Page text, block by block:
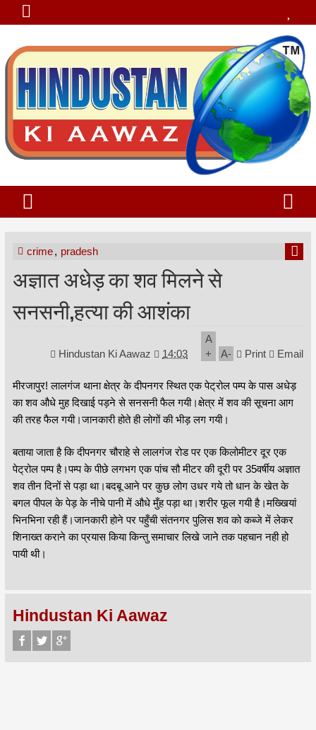
crime, pradesh
अज्ञात अधेड़ का शव मिलने से
सनसनी,हत्या की आशंका
Hindustan Ki Aawaz 14:03
A
+
A- Print Email
मीरजापुर! लालगंज थाना क्षेत्र के दीपनगर स्थित एक पेट्रोल पम्प के पास अधेड़
का शव औधे मुह दिखाई पड़ने से सनसनी फैल गयी।क्षेत्र में शव की सूचना आग
की तरह फैल गयी।जानकारी होते ही लोगों की भीड़ लग गयी।
बताया जाता है कि दीपनगर चौराहे से लालगंज रोड पर एक किलोमीटर दूर एक
पेट्रोल पम्प है।पम्प के पीछे लगभग एक पांच सौ मीटर की दूरी पर 35वर्षीय अज्ञात
शव तीन दिनों से पड़ा था।बदबू आने पर कुछ लोग उधर गये तो धान के खेत के
बगल पीपल के पेड़ के नीचे पानी में औधे मुँह पड़ा था।शरीर फूल गयी है।मख्खियां
भिनभिना रही हैं।जानकारी होने पर पहुँची संतनगर पुलिस शव को कब्जे में लेकर
शिनाख्त कराने का प्रयास किया किन्तु समाचार लिखे जाने तक पहचान नही हो
पायी थी।
Hindustan Ki Aawaz